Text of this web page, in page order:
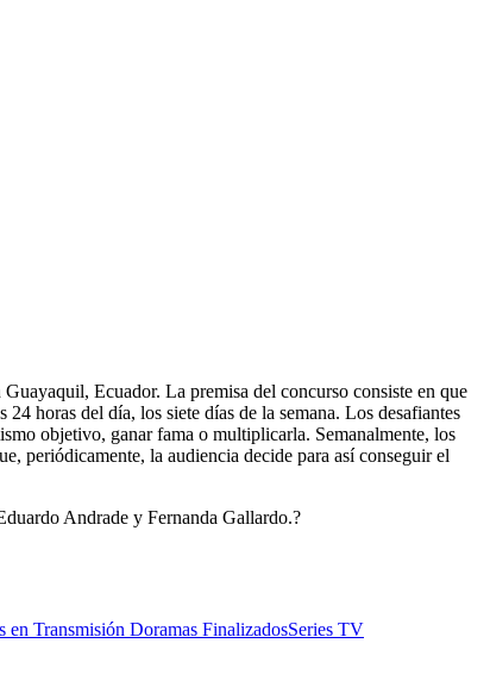
Ecuador. La premisa del concurso consiste en que
horas del día, los siete días de la semana. Los desafiantes
objetivo, ganar fama o multiplicarla. Semanalmente, los
periódicamente, la audiencia decide para así conseguir el
Andrade y Fernanda Gallardo.?
en Transmisión Doramas FinalizadosSeries TV